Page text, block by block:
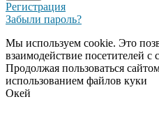
Регистрация
Забыли пароль?
Мы используем cookie. Это
взаимодействие посетителей с
Продолжая пользоваться
использованием файлов куки
Окей